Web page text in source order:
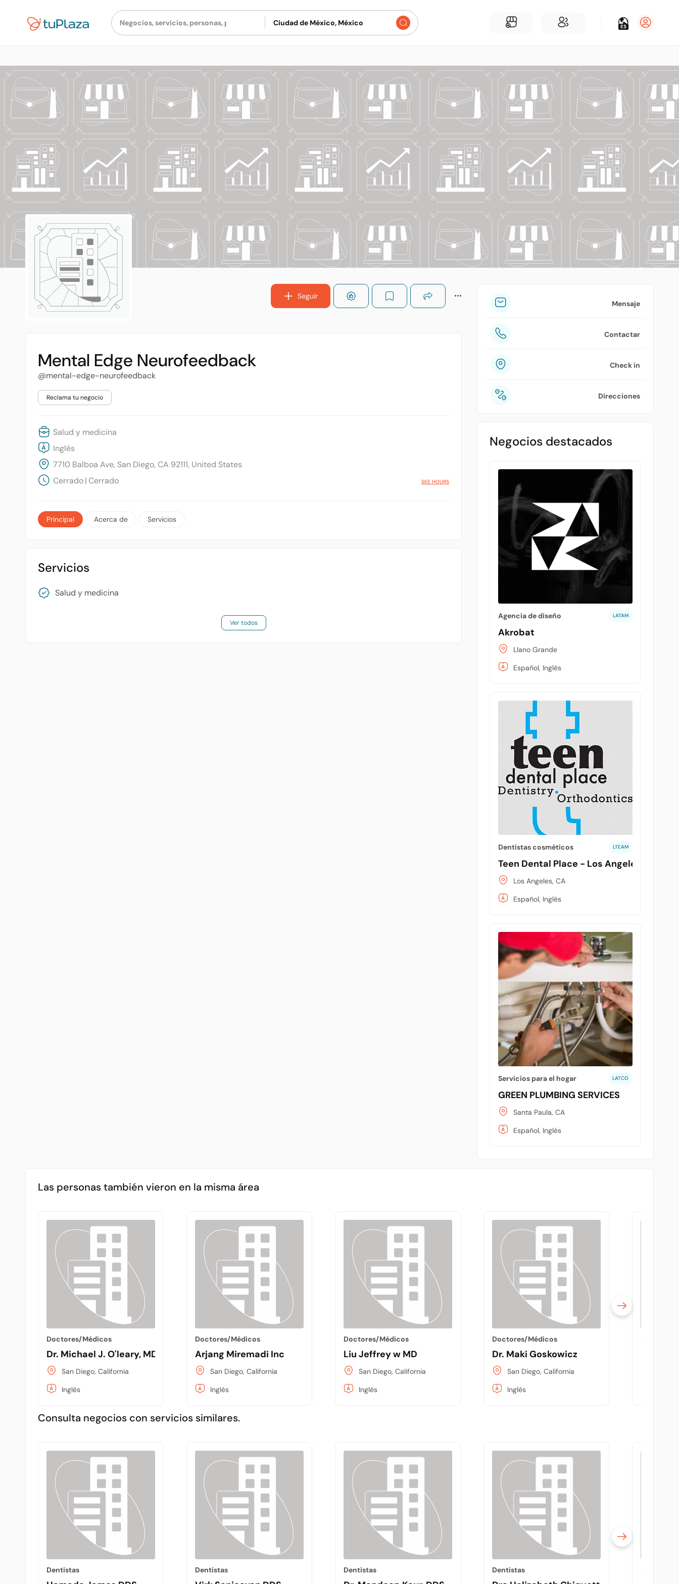
ES
Seguir
Mental Edge Neurofeedback
@mental-edge-neurofeedback
Reclama tu negocio
Salud y medicina
Inglés
7710 Balboa Ave, San Diego, CA 92111, United States
Cerrado|Cerrado SEE HOURS
Principal Acerca de Servicios
Servicios
Salud y medicina
Ver todos
Mensaje
Contactar
Check in
Direcciones
Negocios destacados
Agencia de diseño LATAM
Akrobat
Llano Grande
Español, Inglés
Dentistas cosméticos LTEAM
Teen Dental Place - Los Angeles3
Los Angeles, CA
Español, Inglés
Servicios para el hogar LATCO
GREEN PLUMBING SERVICES
Santa Paula, CA
Español, Inglés
Las personas también vieron en la misma área
Doctores/Médicos
Dr. Michael J. O'leary, MD
San Diego, California
Inglés
Doctores/Médicos
Arjang Miremadi Inc
San Diego, California
Inglés
Doctores/Médicos
Liu Jeffrey w MD
San Diego, California
Inglés
Doctores/Médicos
Dr. Maki Goskowicz
San Diego, California
Inglés
Consulta negocios con servicios similares.
Dentistas Dentistas Dentistas Dentistas
Para Negocios
Añadir un negocio
Encuentre empresas cerca de ti
Comunidad
Encuentra personas cerca de ti
tuPlaza
Acerca de nosotros